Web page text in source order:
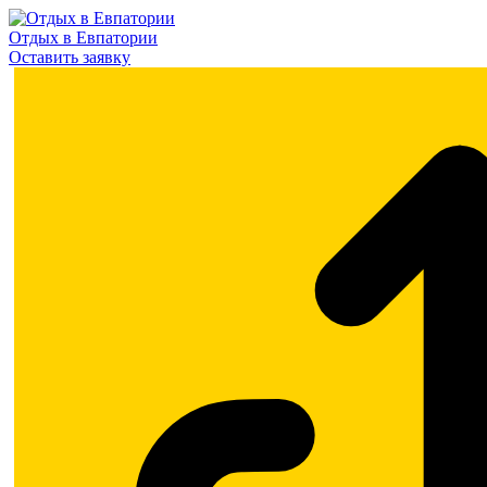
Отдых в Евпатории
Оставить заявку